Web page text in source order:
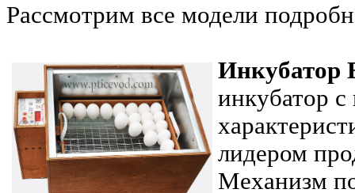
Рассмотрим все модели
Инкубатор
инкубатор
лидером
Механизм